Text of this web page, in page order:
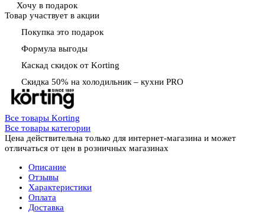
Хочу в подарок
Товар участвует в акции
Покупка это подарок
Формула выгоды
Каскад скидок от Korting
Скидка 50% на холодильник – кухни PRO
Все товары Korting
Все товары категории
Цена действительна только для интернет-магазина и может
отличаться от цен в розничных магазинах
Описание
Отзывы
Характеристики
Оплата
Доставка